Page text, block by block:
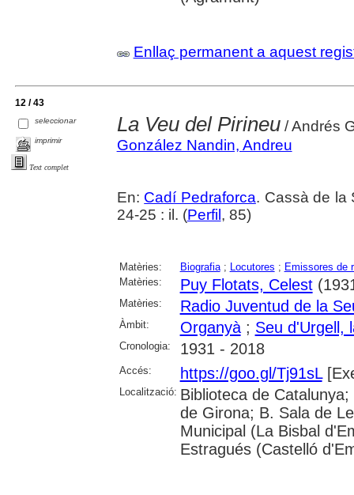
Enllaç permanent a aquest
12 / 43
seleccionar
imprimir
Text complet
La Veu del Pirineu/ Andrés
González Nandin, Andreu
En: Cadí Pedraforca. Cassà de la
24-25 : il. (Perfil , 85)
Matèries: Biografia; Locutores ; Emissores de
Matèries:
Puy Flotats, Celest
Matèries: Radio Juventud de la
Àmbit: Organyà; Seu d'Urgell,
Cronologia: 1931 - 2018
Accés: https://goo.gl/Tj91sL
Localització: Biblioteca de
de Girona; B. Sala de
Municipal (La Bisbal
Estragués (Castelló